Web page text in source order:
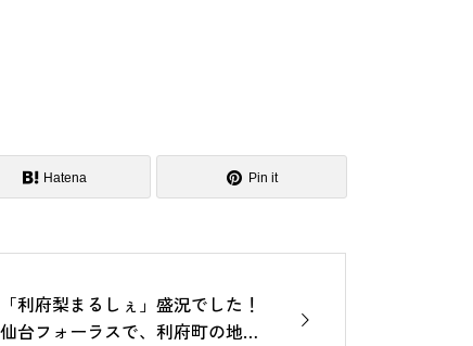
Hatena Pin it
「利府梨まるしぇ」盛況でした！
仙台フォーラスで、利府町の地場